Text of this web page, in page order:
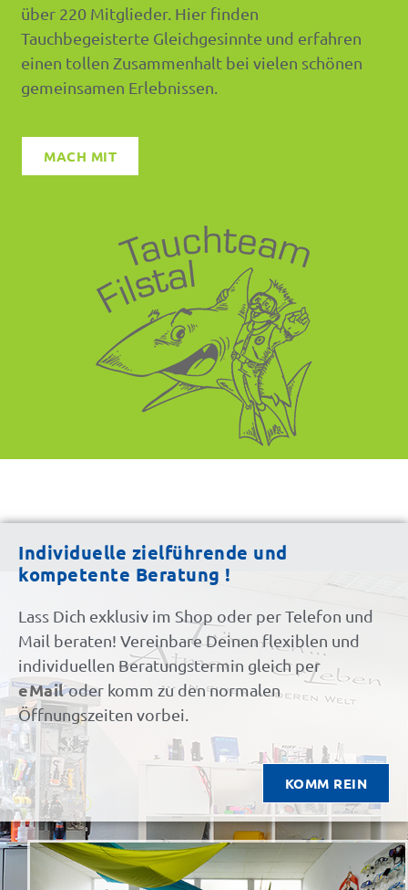
über 220 Mitglieder. Hier finden
Tauchbegeisterte Gleichgesinnte und erfahren
einen tollen Zusammenhalt bei vielen schönen
gemeinsamen Erlebnissen.
MACH MIT
Individuelle zielführende und
kompetente Beratung !
Lass Dich exklusiv im Shop oder per Telefon und
Mail beraten! Vereinbare Deinen flexiblen und
individuellen Beratungstermin gleich per
eMailoder komm zu den normalen
Öffnungszeiten vorbei.
KOMM REIN